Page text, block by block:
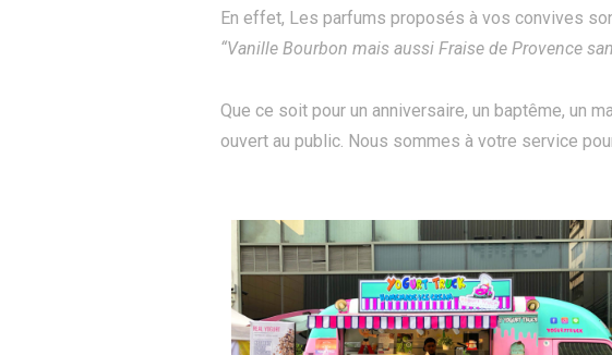
En effet, Les parfums proposés à vos convives
“Vanille Bourbon mais aussi Fraise de Provence
Que ce soit pour un anniversaire, un baptême, un
ouvert au public. Nous sommes à votre service